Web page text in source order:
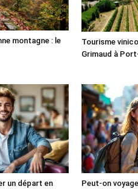
montagne : le
Tourisme
Grimaud à
un départ en Peut-on